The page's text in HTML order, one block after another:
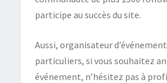
participe au succès du site.
Aussi, organisateur
particuliers, si vous souhaitez
événement, n’hésitez pas à